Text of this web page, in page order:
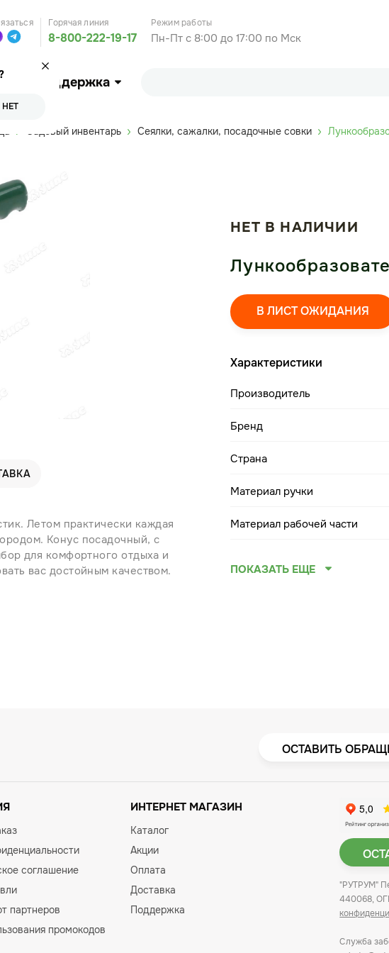
НЕТ
Горячая линия
8-800-222-19-17
Режим работы
Пн-Пт с 8:00 до 17:00 по Мск
Поддержка
Садовый инвентарь Сеялки, сажалки, посадочные совки
Летом практически каждая
Конус посадочный, с
для комфортного отдыха и
вас достойным качеством.
НЕТ В НАЛИЧИИ
В ЛИСТ ОЖИДАНИЯ
Характеристики
Производитель
Бренд
Страна
Материал ручки
Материал рабочей части
ПОКАЗАТЬ ЕЩЕ
ОСТАВИТЬ
соглашение
партнеров
промокодов
ИНТЕРНЕТ МАГАЗИН
Каталог
Акции
Оплата
Доставка
Поддержка
"РУТРУМ"
440068,
Служба